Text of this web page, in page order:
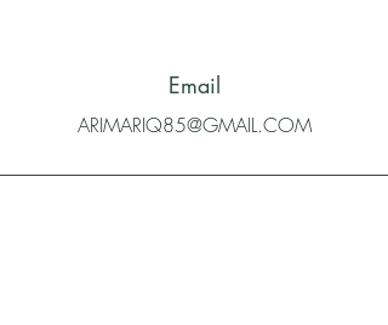
Email
ARIMARIQ85@GMAIL.COM